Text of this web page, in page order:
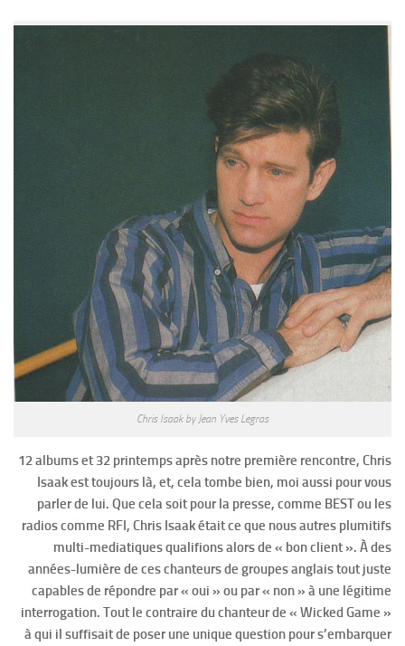
Chris Isaak by Jean Yves Legras
12 albums et 32 printemps après notre première rencontre, Chris
Isaak est toujours là, et, cela tombe bien, moi aussi pour vous
parler de lui. Que cela soit pour la presse, comme BEST ou les
radios comme RFI, Chris Isaak était ce que nous autres plumitifs
multi-mediatiques qualifions alors de « bon client ». À des
années-lumière de ces chanteurs de groupes anglais tout juste
capables de répondre par « oui » ou par « non » à une légitime
interrogation. Tout le contraire du chanteur de « Wicked Game »
à qui il suffisait de poser une unique question pour s’embarquer